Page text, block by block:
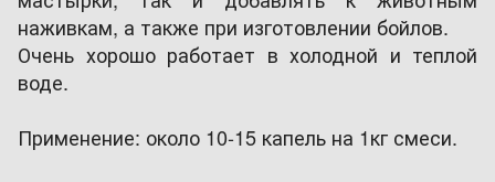
наживкам, а также при изготовлении бойлов.
Очень хорошо работает в холодной и теплой
воде.
Применение: около 10-15 капель на 1кг смеси.